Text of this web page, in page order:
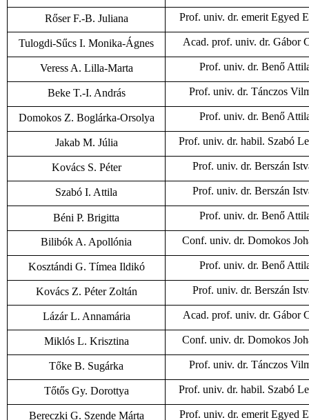
Rőser F.-B. Juliana Prof. univ. dr. emerit Egyed
Tulogdi-Sűcs I. Monika-Ágnes Acad. prof. univ. dr. Gábor
Veress A. Lilla-Marta Prof. univ. dr. Benő
Beke T.-I. András Prof. univ. dr. Tánczos
Domokos Z. Boglárka-Orsolya Prof. univ. dr. Benő
Jakab M. Júlia Prof. univ. dr. habil. Szabó
Kovács S. Péter Prof. univ. dr. Berszán
Szabó I. Attila Prof. univ. dr. Berszán
Béni P. Brigitta Prof. univ. dr. Benő
Bilibók A. Apollónia Conf. univ. dr. Domokos
Kosztándi G. Tímea Ildikó Prof. univ. dr. Benő
Kovács Z. Péter Zoltán Prof. univ. dr. Berszán
Lázár L. Annamária Acad. prof. univ. dr. Gábor
Miklós L. Krisztina Conf. univ. dr. Domokos
Tőke B. Sugárka Prof. univ. dr. Tánczos
Tőtős Gy. Dorottya Prof. univ. dr. habil. Szabó
Bereczki G. Szende Márta Prof. univ. dr. emerit Egyed